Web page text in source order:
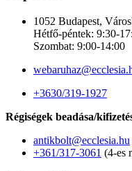
1052 Budapest,
Hétfő-péntek: 9:30-
Szombat: 9:00-14:00
+3630/319-1927
Régiségek beadása/
antikbolt@ecclesia.hu
+361/317-3061 (4-es